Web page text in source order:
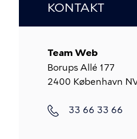
KONTAKT
Team Web
Borups Allé 177
2400 København
Telefon
33 66 33 66